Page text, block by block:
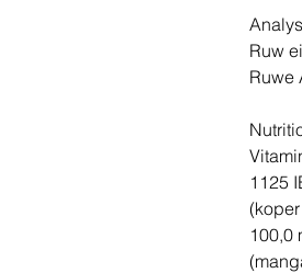
Ruw
Ruwe
1125
100,0